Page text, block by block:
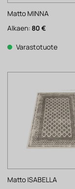
Matto MINNA
Alkaen: 80 €
Varastotuote
Matto ISABELLA